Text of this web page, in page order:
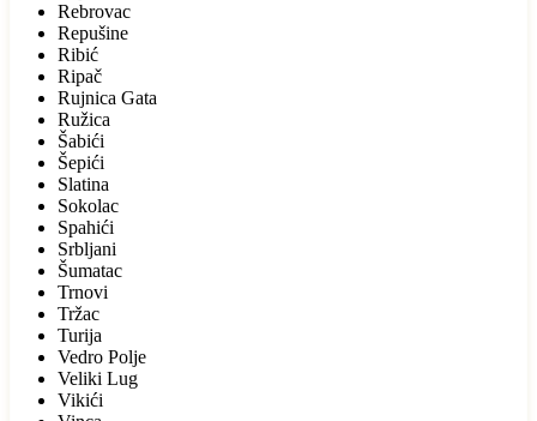
Rebrovac
Repušine
Ribić
Ripač
Rujnica Gata
Ružica
Šabići
Šepići
Slatina
Sokolac
Spahići
Srbljani
Šumatac
Trnovi
Tržac
Turija
Vedro Polje
Veliki Lug
Vikići